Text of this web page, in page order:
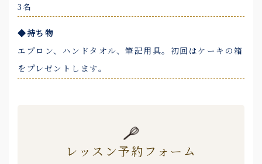
3名
◆持ち物
エプロン、ハンドタオル、筆記用具。初回はケーキの箱
をプレゼントします。
レッスン予約フォーム